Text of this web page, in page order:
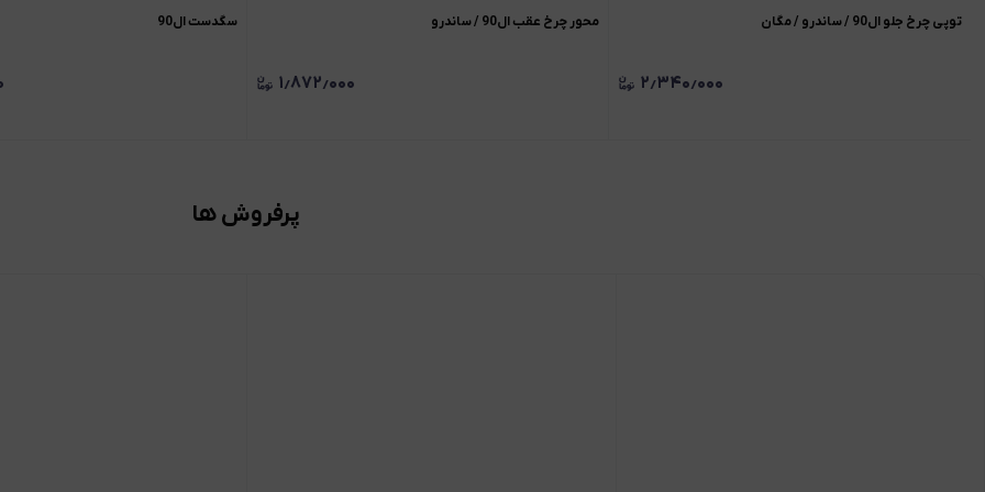
توپی چرخ جلو ال90 / ساندرو / مگان
۲٫۳۴۰٫۰۰۰
محور چرخ عقب ال90 / ساندرو
۱٫۸۷۲٫۰۰۰
سگدست ال90
پرفروش ها